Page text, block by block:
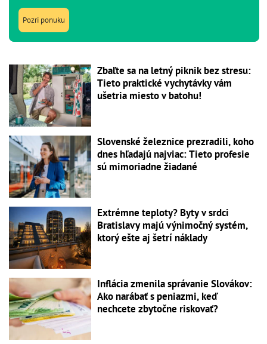
Pozri ponuku
Zbaľte sa na letný piknik bez stresu:
Tieto praktické vychytávky vám
ušetria miesto v batohu!
Slovenské železnice prezradili, koho
dnes hľadajú najviac: Tieto profesie
sú mimoriadne žiadané
Extrémne teploty? Byty v srdci
Bratislavy majú výnimočný systém,
ktorý ešte aj šetrí náklady
Inflácia zmenila správanie Slovákov:
Ako narábať s peniazmi, keď
nechcete zbytočne riskovať?